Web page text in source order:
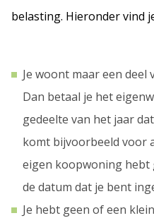
belasting. Hieronder vind
Je woont maar een deel
Dan betaal je het
gedeelte van het jaar
komt bijvoorbeeld voor
eigen koopwoning hebt
de datum dat je bent
Je hebt geen of een